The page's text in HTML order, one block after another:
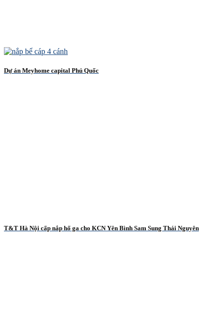
Dự án Meyhome capital Phú Quốc
T&T Hà Nội cấp nắp hố ga cho KCN Yên Bình Sam Sung Thái Nguyên